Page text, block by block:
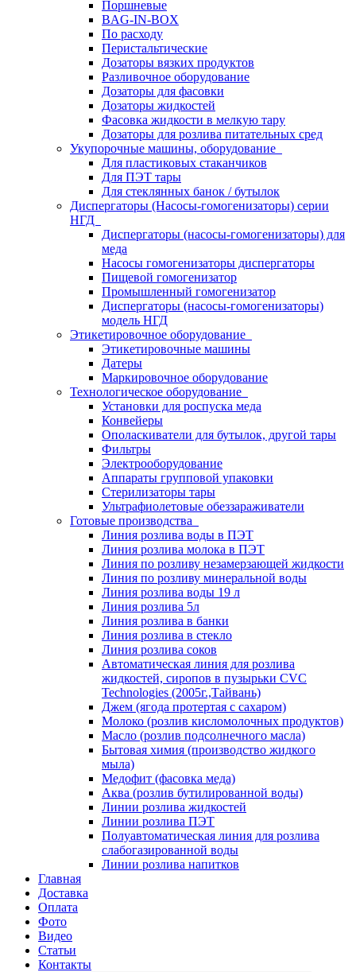
Поршневые
BAG-IN-BOX
По расходу
Перистальтические
Дозаторы вязких продуктов
Разливочное оборудование
Дозаторы для фасовки
Дозаторы жидкостей
Фасовка жидкости в мелкую тару
Дозаторы для розлива питательных сред
Укупорочные машины, оборудование
Для пластиковых стаканчиков
Для ПЭТ тары
Для стеклянных банок / бутылок
Диспергаторы (Насосы-гомогенизаторы) серии
НГД
Диспергаторы (насосы-гомогенизаторы) для
меда
Насосы гомогенизаторы диспергаторы
Пищевой гомогенизатор
Промышленный гомогенизатор
Диспергаторы (насосы-гомогенизаторы)
модель НГД
Этикетировочное оборудование
Этикетировочные машины
Датеры
Маркировочное оборудование
Технологическое оборудование
Установки для роспуска меда
Конвейеры
Ополаскиватели для бутылок, другой тары
Фильтры
Электрооборудование
Аппараты групповой упаковки
Стерилизаторы тары
Ультрафиолетовые обеззараживатели
Готовые производства
Линия розлива воды в ПЭТ
Линия розлива молока в ПЭТ
Линия по розливу незамерзающей жидкости
Линия по розливу минеральной воды
Линия розлива воды 19 л
Линия розлива 5л
Линия розлива в банки
Линия розлива в стекло
Линия розлива соков
Автоматическая линия для розлива
жидкостей, сиропов в пузырьки CVC
Technologies (2005г.,Тайвань)
Джем (ягода протертая с сахаром)
Молоко (розлив кисломолочных продуктов)
Масло (розлив подсолнечного масла)
Бытовая химия (производство жидкого
мыла)
Медофит (фасовка меда)
Аква (розлив бутилированной воды)
Линии розлива жидкостей
Линии розлива ПЭТ
Полуавтоматическая линия для розлива
слабогазированной воды
Линии розлива напитков
Главная
Доставка
Оплата
Фото
Видео
Статьи
Контакты